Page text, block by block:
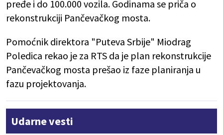
pređe i do 100.000 vozila. Godinama se priča o
rekonstrukciji Pančevačkog mosta.
Pomoćnik direktora "Puteva Srbije" Miodrag
Poledica rekao je za RTS da je plan rekonstrukcije
Pančevačkog mosta prešao iz faze planiranja u
fazu projektovanja.
Udarne vesti